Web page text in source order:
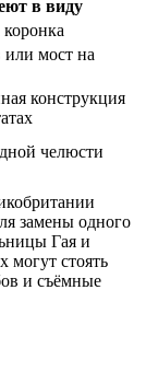
в виду
или мост на
конструкция
челюсти
замены одного
Гая и
могут стоять
и съёмные